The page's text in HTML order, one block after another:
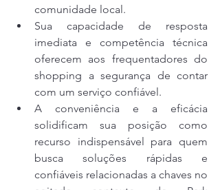
comunidade local.
Sua capacidade de resposta
imediata e competência técnica
oferecem aos frequentadores do
shopping a segurança de contar
com um serviço confiável.
A conveniência e a eficácia
solidificam sua posição como
recurso indispensável para quem
busca soluções rápidas e
confiáveis relacionadas a chaves no